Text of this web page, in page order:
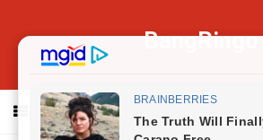
BangRingo
MENU